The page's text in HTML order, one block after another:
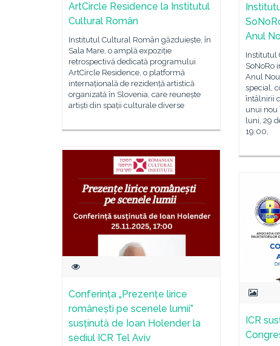
ArtCircle Residence la Institutul
Cultural Român
Institutul Cultural Român găzduiește, în
Sala Mare, o amplă expoziție
retrospectivă dedicată programului
ArtCircle Residence, o platformă
internațională de rezidență artistică
organizată în Slovenia, care reunește
artiști din spații culturale diverse
Anul
Institutul
SoNoRo
Anul
special,
întâlnirii
unui nou
luni, 29
19:00,
Conferința „Prezențe lirice
românești pe scenele lumii”
susținută de Ioan Holender la
sediul ICR Tel Aviv
ICR